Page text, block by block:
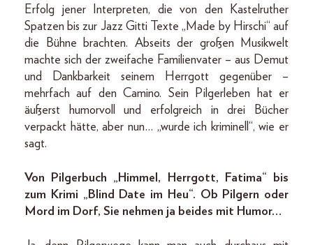
Erfolg jener Interpreten, die von den Kastelruther
Spatzen bis zur Jazz Gitti Texte „Made by Hirschi“ auf
die Bühne brachten. Abseits der großen Musikwelt
machte sich der zweifache Familienvater – aus Demut
und Dankbarkeit seinem Herrgott gegenüber –
mehrfach auf den Camino. Sein Pilgerleben hat er
äußerst humorvoll und erfolgreich in drei Bücher
verpackt hätte, aber nun… „wurde ich kriminell“, wie er
sagt.
Von Pilgerbuch „Himmel, Herrgott, Fatima“ bis
zum Krimi „Blind Date im Heu“. Ob Pilgern oder
Mord im Dorf, Sie nehmen ja beides mit Humor…